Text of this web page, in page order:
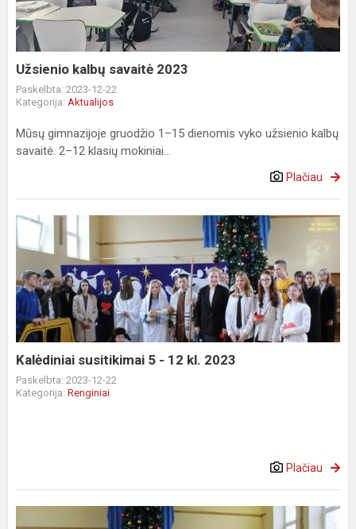
Užsienio kalbų savaitė 2023
Paskelbta: 2023-12-22
Kategorija: Aktualijos
Mūsų gimnazijoje gruodžio 1–15 dienomis vyko užsienio kalbų
savaitė. 2–12 klasių mokiniai...
Plačiau
Kalėdiniai
susitikimai
-
12
kl.
2023
Kalėdiniai susitikimai 5 - 12 kl. 2023
Paskelbta: 2023-12-22
Kategorija: Renginiai
Plačiau